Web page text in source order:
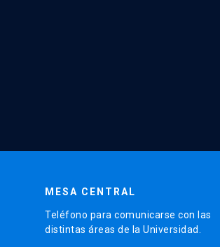
MESA CENTRAL
Teléfono para comunicarse con las
distintas áreas de la Universidad.